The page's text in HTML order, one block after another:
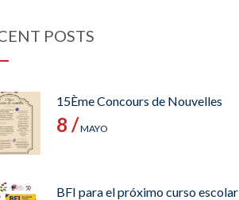
POSTS
15Ème Concours de Nouvelles
8 /MAYO
BFI para el próximo curso escolar